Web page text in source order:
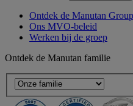
Ontdek de Manutan Group
Ons MVO-beleid
Werken bij de groep
Ontdek de Manutan familie